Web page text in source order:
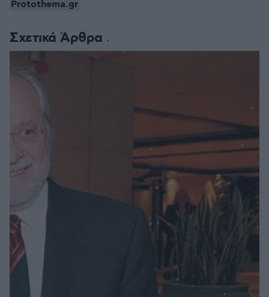
Σχετικά Άρθρα
Protothema.gr